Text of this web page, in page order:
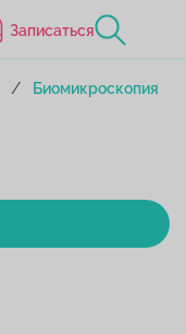
Записаться
Биомикроскопия